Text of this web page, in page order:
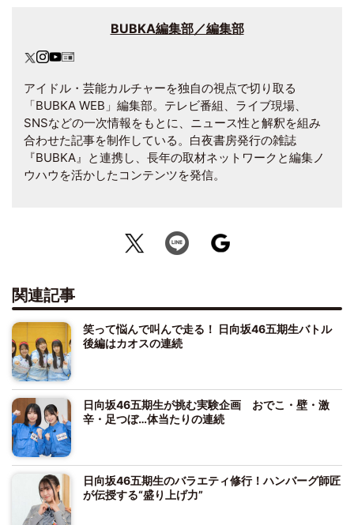
BUBKA編集部／編集部
アイドル・芸能カルチャーを独自の視点で切り取る
「BUBKA WEB」編集部。テレビ番組、ライブ現場、
SNSなどの一次情報をもとに、ニュース性と解釈を組み
合わせた記事を制作している。白夜書房発行の雑誌
『BUBKA』と連携し、長年の取材ネットワークと編集ノ
ウハウを活かしたコンテンツを発信。
関連記事
笑って悩んで叫んで走る！ 日向坂46五期生バトル
後編はカオスの連続
日向坂46五期生が挑む実験企画 おでこ・壁・激
辛・足つぼ…体当たりの連続
日向坂46五期生のバラエティ修行！ハンバーグ師匠
が伝授する“盛り上げ力”